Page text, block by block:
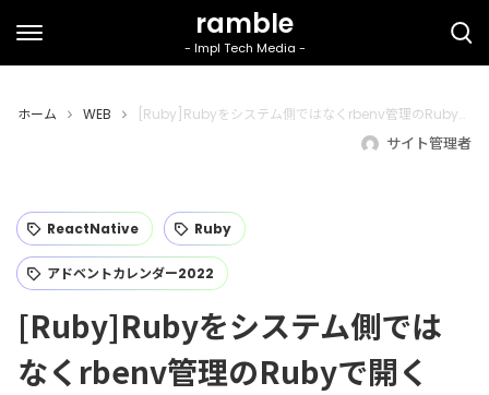
ホーム WEB [Ruby]Rubyをシステム側ではなくrbenv管理のRubyで開く
サイト管理者
ReactNative Ruby
アドベントカレンダー2022
[Ruby]Rubyをシステム側では
なくrbenv管理のRubyで開く